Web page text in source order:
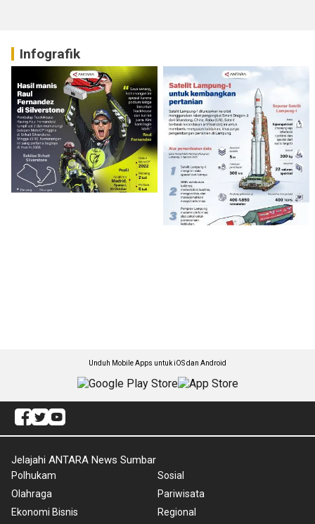
Infografik
Unduh Mobile Apps untuk iOS dan Android
Jelajahi ANTARA News Sumbar
Polhukam
Olahraga
Ekonomi Bisnis
Sosial
Pariwisata
Regional